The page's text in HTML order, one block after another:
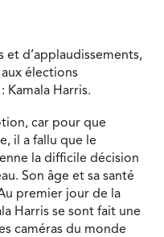
et d’applaudissements,
élections
Kamala Harris.
car pour que
il a fallu que le
la difficile décision
Son âge et sa santé
premier jour de la
Harris se sont fait une
caméras du monde